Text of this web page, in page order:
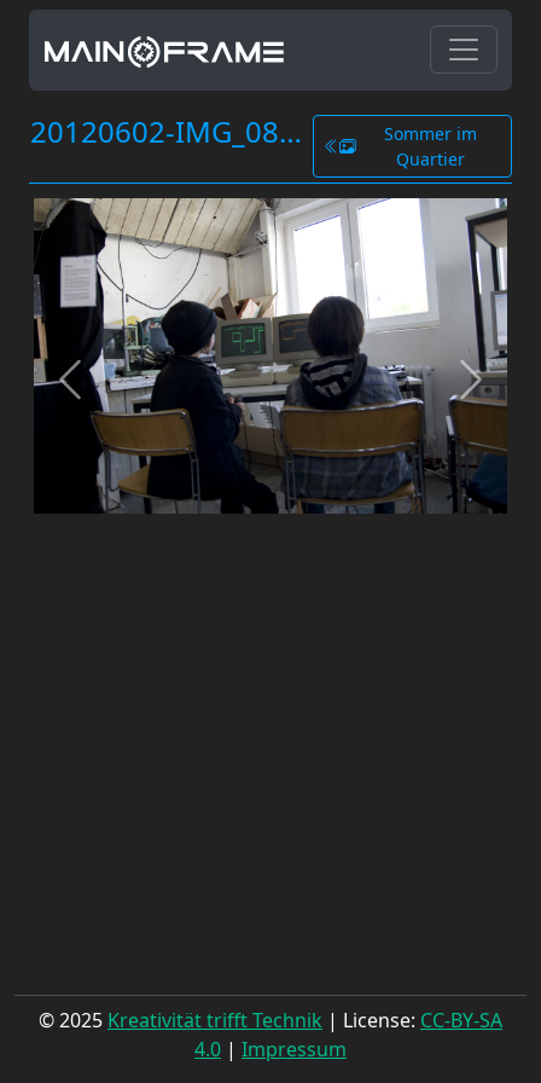
20120602-IMG_0819.jpg
Sommer im
Quartier
© 2025 Kreativität trifft Technik | License: CC-BY-SA
4.0 | Impressum